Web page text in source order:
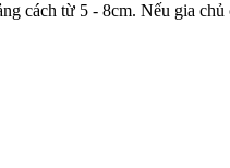
cách từ 5 - 8cm. Nếu gia